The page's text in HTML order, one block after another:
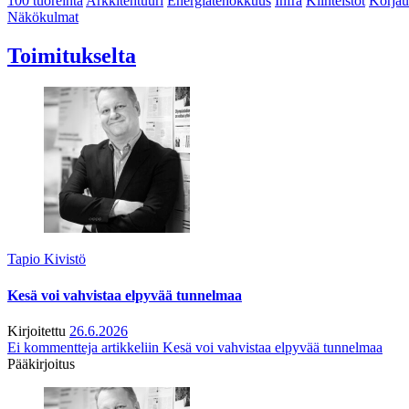
Näkökulmat
Toimitukselta
Tapio Kivistö
Kesä voi vahvistaa elpyvää tunnelmaa
Kirjoitettu 26.6.2026
Ei kommentteja artikkeliin Kesä voi vahvistaa elpyvää tunnelmaa
Pääkirjoitus